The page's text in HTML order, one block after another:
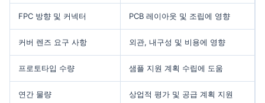
FPC 방향 및 커넥터 PCB 레이아웃 및 조립에 영향
커버 렌즈 요구 사항 외관, 내구성 및 비용에 영향
프로토타입 수량 샘플 지원 계획 수립에 도움
연간 물량 상업적 평가 및 공급 계획 지원